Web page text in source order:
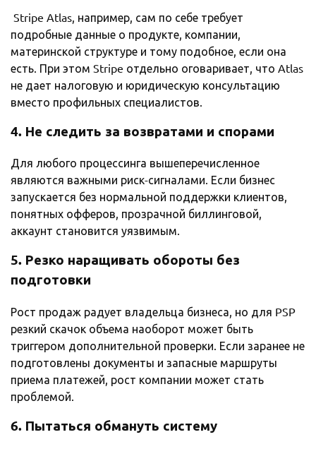
Stripe Atlas, например, сам по себе требует
подробные данные о продукте, компании,
материнской структуре и тому подобное, если она
есть. При этом Stripe отдельно оговаривает, что Atlas
не дает налоговую и юридическую консультацию
вместо профильных специалистов.
4. Не следить за возвратами и спорами
Для любого процессинга вышеперечисленное
являются важными риск-сигналами. Если бизнес
запускается без нормальной поддержки клиентов,
понятных офферов, прозрачной биллинговой,
аккаунт становится уязвимым.
5. Резко наращивать обороты без
подготовки
Рост продаж радует владельца бизнеса, но для PSP
резкий скачок объема наоборот может быть
триггером дополнительной проверки. Если заранее не
подготовлены документы и запасные маршруты
приема платежей, рост компании может стать
проблемой.
6. Пытаться обмануть систему